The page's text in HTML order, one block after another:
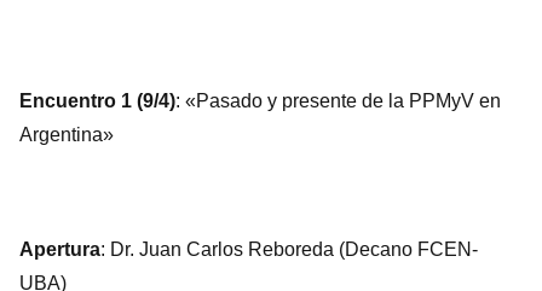
Encuentro 1 (9/4): «Pasado y presente de la PPMyV en
Argentina»
Apertura: Dr. Juan Carlos Reboreda (Decano FCEN-
UBA)